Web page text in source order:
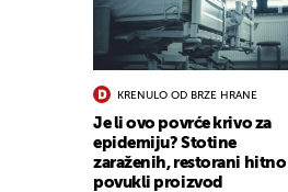
KRENULO OD BRZE HRANE
Je li ovo povrće krivo za
epidemiju? Stotine
zaraženih, restorani hitno
povukli proizvod